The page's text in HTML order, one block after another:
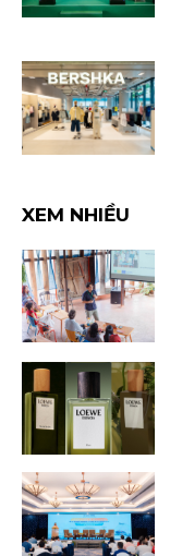
XEM NHIỀU